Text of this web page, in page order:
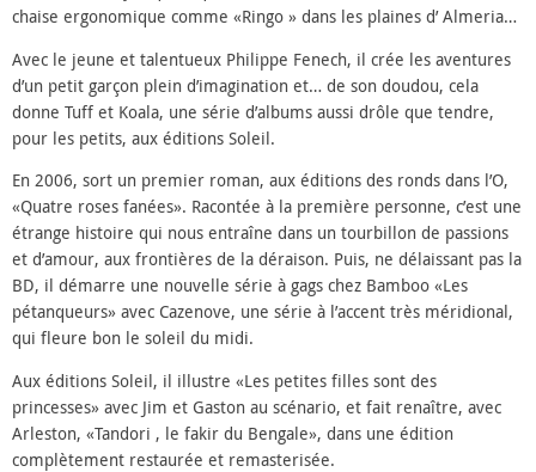
chaise ergonomique comme «Ringo » dans les plaines d’ Almeria…
Avec le jeune et talentueux Philippe Fenech, il crée les aventures
d’un petit garçon plein d’imagination et… de son doudou, cela
donne Tuff et Koala, une série d’albums aussi drôle que tendre,
pour les petits, aux éditions Soleil.
En 2006, sort un premier roman, aux éditions des ronds dans l’O,
«Quatre roses fanées». Racontée à la première personne, c’est une
étrange histoire qui nous entraîne dans un tourbillon de passions
et d’amour, aux frontières de la déraison. Puis, ne délaissant pas la
BD, il démarre une nouvelle série à gags chez Bamboo «Les
pétanqueurs» avec Cazenove, une série à l’accent très méridional,
qui fleure bon le soleil du midi.
Aux éditions Soleil, il illustre «Les petites filles sont des
princesses» avec Jim et Gaston au scénario, et fait renaître, avec
Arleston, «Tandori , le fakir du Bengale», dans une édition
complètement restaurée et remasterisée.